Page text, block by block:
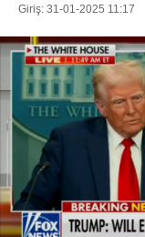
SAVUNMA SANAYI
RÖPORTAJ
GEZI REHBERI
Giriş: 31-01-2025 11:17